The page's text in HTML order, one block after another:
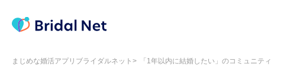
まじめな婚活アプリブライダルネット 「1年以内に結婚したい」のコミュニティ